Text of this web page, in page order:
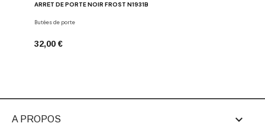
ARRÊT DE PORTE NOIR FROST N1931B
Butées de porte
32,00 €
A PROPOS 